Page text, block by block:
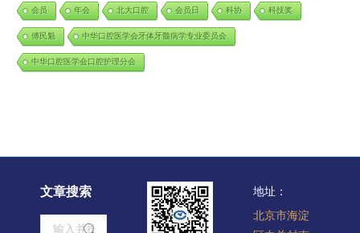
会员 年会 北大口腔 会员日 科协 科技奖
傅民魁 中华口腔医学会牙体牙髓病学专业委员会
中华口腔医学会口腔护理分会
文章搜索
Search:
地址：
北京市海淀